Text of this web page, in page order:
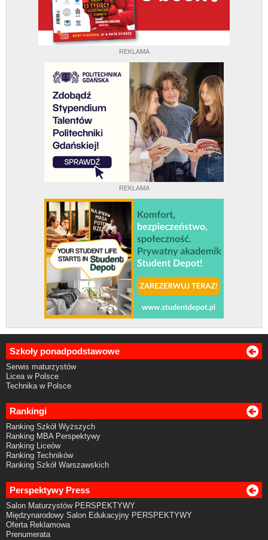
REKLAMA
REKLAMA
Szkoły ponadpodstawowe
Serwis maturzystów
Licea w Polsce
Technika w Polsce
Rankingi
Ranking Szkół Wyższych
Ranking MBA Perspektywy
Ranking Liceów
Ranking Techników
Ranking Szkół Warszawskich
Perspektywy Press
Salon Maturzystów PERSPEKTYWY
Międzynarodowy Salon Edukacyjny PERSPEKTYWY
Oferta Reklamowa
Prenumerata